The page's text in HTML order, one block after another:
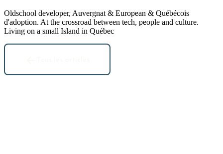
Oldschool developer, Auvergnat & European & Québécois
d'adoption. At the crossroad between tech, people and culture.
Living on a small Island in Québec